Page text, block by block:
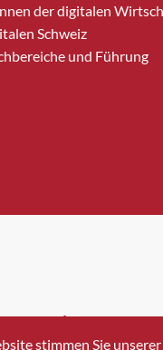
der digitalen
Schweiz
und Führung
+41 43 336
stimmen Sie